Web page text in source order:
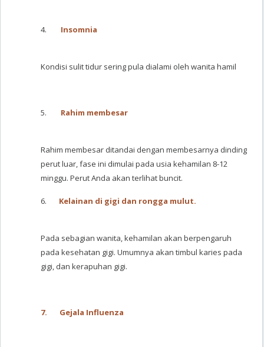
4. Insomnia
Kondisi sulit tidur sering pula dialami oleh wanita hamil
5. Rahim membesar
Rahim membesar ditandai dengan membesarnya dinding
perut luar, fase ini dimulai pada usia kehamilan 8-12
minggu. Perut Anda akan terlihat buncit.
6. Kelainan di gigi dan rongga mulut.
Pada sebagian wanita, kehamilan akan berpengaruh
pada kesehatan gigi. Umumnya akan timbul karies pada
gigi, dan kerapuhan gigi.
7. Gejala Influenza